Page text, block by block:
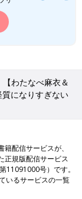
【わたなべ麻衣＆
になりすぎない
配信サービスが、
正規版配信サービス
11091000号）です。
いるサービスの一覧